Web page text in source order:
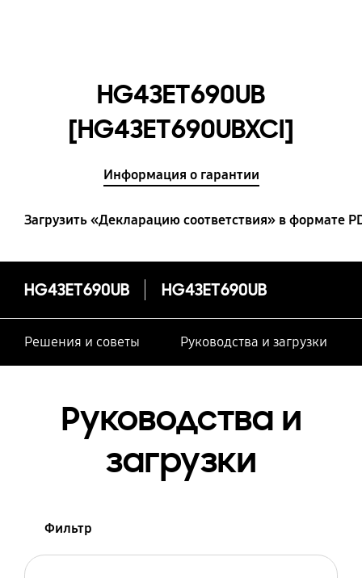
HG43ET690UB
[HG43ET690UBXCI]
Информация о гарантии
Загрузить «Декларацию соответствия» в формате
HG43ET690UB HG43ET690UB
Решения и советы Руководства и загрузки
Руководства и
загрузки
Фильтр